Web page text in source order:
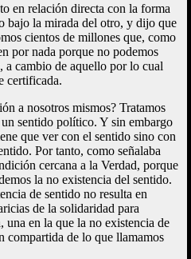
en relación directa con la forma
bajo la mirada del otro, y dijo que
cientos de millones que, como
por nada porque no podemos
a cambio de aquello por lo cual
certificada.
a nosotros mismos? Tratamos
sentido político. Y sin embargo
que ver con el sentido sino con
Por tanto, como señalaba
cercana a la Verdad, porque
la no existencia del sentido.
de sentido no resulta en
de la solidaridad para
en la que la no existencia de
compartida de lo que llamamos